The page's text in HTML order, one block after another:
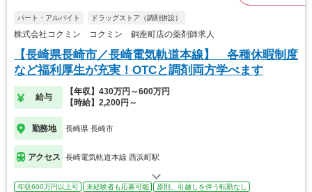
パート・アルバイト ドラッグストア（調剤併設）
株式会社コクミン コクミン 銅座町店の薬剤師求人
【長崎県長崎市／長崎電気軌道本線】 各種休暇制度
など福利厚生が充実！OTCと調剤両方学べます
給与
【年収】430万円～600万円
【時給】2,200円～
勤務地 長崎県 長崎市
アクセス 長崎電気軌道本線 西浜町駅
年収600万円以上可 未経験者も応募可能
原則、引越しを伴う転勤なし